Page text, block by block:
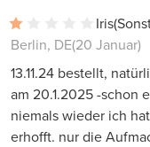
Iris
Berlin, DE(20 Januar)
13.11.24 bestellt,
am 20.1.2025 -schon
niemals wieder ich
erhofft. nur die